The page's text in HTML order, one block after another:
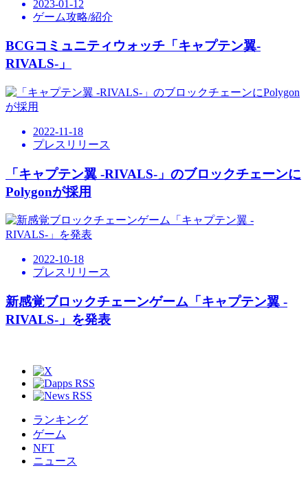
2023-01-12
ゲーム攻略/紹介
BCGコミュニティウォッチ「キャプテン翼-
RIVALS-」
2022-11-18
プレスリリース
「キャプテン翼 -RIVALS-」のブロックチェーンに
Polygonが採用
2022-10-18
プレスリリース
新感覚ブロックチェーンゲーム「キャプテン翼 -
RIVALS-」を発表
ランキング
ゲーム
NFT
ニュース